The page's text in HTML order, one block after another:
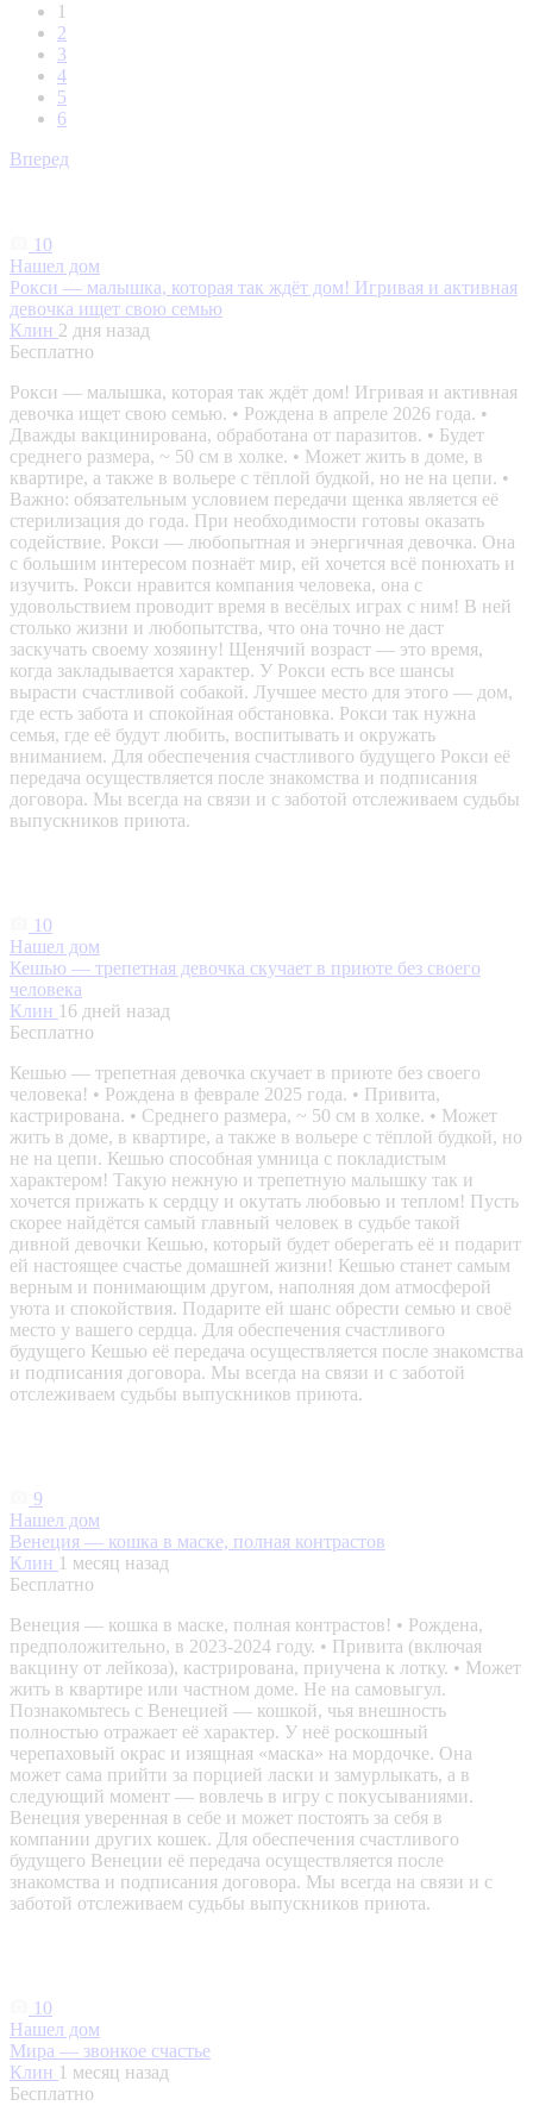
1
2
3
4
5
6
Вперед
10
Нашел дом
Рокси — малышка, которая так ждёт дом! Игривая и активная
девочка ищет свою семью
Клин 2 дня назад
Бесплатно
Рокси — малышка, которая так ждёт дом! Игривая и активная
девочка ищет свою семью. • Рождена в апреле 2026 года. •
Дважды вакцинирована, обработана от паразитов. • Будет
среднего размера, ~ 50 см в холке. • Может жить в доме, в
квартире, а также в вольере с тёплой будкой, но не на цепи. •
Важно: обязательным условием передачи щенка является её
стерилизация до года. При необходимости готовы оказать
содействие. Рокси — любопытная и энергичная девочка. Она
с большим интересом познаёт мир, ей хочется всё понюхать и
изучить. Рокси нравится компания человека, она с
удовольствием проводит время в весёлых играх с ним! В ней
столько жизни и любопытства, что она точно не даст
заскучать своему хозяину! Щенячий возраст — это время,
когда закладывается характер. У Рокси есть все шансы
вырасти счастливой собакой. Лучшее место для этого — дом,
где есть забота и спокойная обстановка. Рокси так нужна
семья, где её будут любить, воспитывать и окружать
вниманием. Для обеспечения счастливого будущего Рокси её
передача осуществляется после знакомства и подписания
договора. Мы всегда на связи и с заботой отслеживаем судьбы
выпускников приюта.
10
Нашел дом
Кешью — трепетная девочка скучает в приюте без своего
человека
Клин 16 дней назад
Бесплатно
Кешью — трепетная девочка скучает в приюте без своего
человека! • Рождена в феврале 2025 года. • Привита,
кастрирована. • Среднего размера, ~ 50 см в холке. • Может
жить в доме, в квартире, а также в вольере с тёплой будкой, но
не на цепи. Кешью способная умница с покладистым
характером! Такую нежную и трепетную малышку так и
хочется прижать к сердцу и окутать любовью и теплом! Пусть
скорее найдётся самый главный человек в судьбе такой
дивной девочки Кешью, который будет оберегать её и подарит
ей настоящее счастье домашней жизни! Кешью станет самым
верным и понимающим другом, наполняя дом атмосферой
уюта и спокойствия. Подарите ей шанс обрести семью и своё
место у вашего сердца. Для обеспечения счастливого
будущего Кешью её передача осуществляется после знакомства
и подписания договора. Мы всегда на связи и с заботой
отслеживаем судьбы выпускников приюта.
9
Нашел дом
Венеция — кошка в маске, полная контрастов
Клин 1 месяц назад
Бесплатно
Венеция — кошка в маске, полная контрастов! • Рождена,
предположительно, в 2023-2024 году. • Привита (включая
вакцину от лейкоза), кастрирована, приучена к лотку. • Может
жить в квартире или частном доме. Не на самовыгул.
Познакомьтесь с Венецией — кошкой, чья внешность
полностью отражает её характер. У неё роскошный
черепаховый окрас и изящная «маска» на мордочке. Она
может сама прийти за порцией ласки и замурлыкать, а в
следующий момент — вовлечь в игру с покусываниями.
Венеция уверенная в себе и может постоять за себя в
компании других кошек. Для обеспечения счастливого
будущего Венеции её передача осуществляется после
знакомства и подписания договора. Мы всегда на связи и с
заботой отслеживаем судьбы выпускников приюта.
10
Нашел дом
Мира — звонкое счастье
Клин 1 месяц назад
Бесплатно